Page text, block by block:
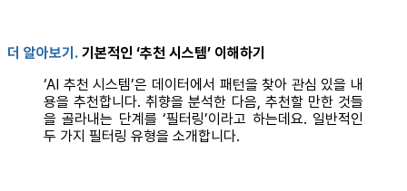
더 알아보기. 기본적인 ‘추천 시스템’ 이해하기
‘AI 추천 시스템’은 데이터에서 패턴을 찾아 관심 있을 내
용을 추천합니다. 취향을 분석한 다음, 추천할 만한 것들
을 골라내는 단계를 ‘필터링’이라고 하는데요. 일반적인
두 가지 필터링 유형을 소개합니다.